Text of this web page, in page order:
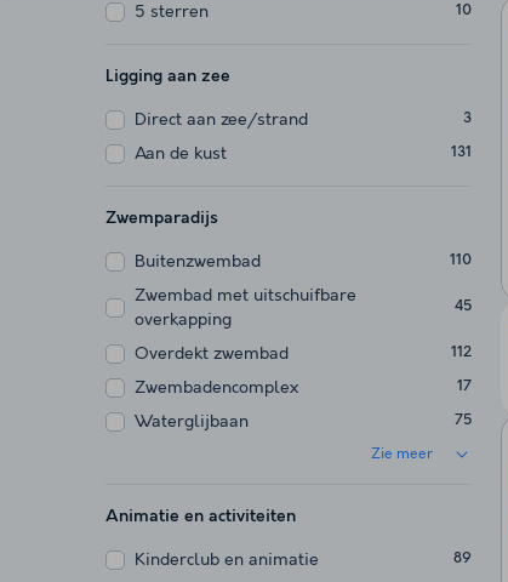
5 sterren 10
Ligging aan zee
Direct aan zee/strand 3
Aan de kust 131
Zwemparadijs
Buitenzwembad 110
Zwembad met uitschuifbare
overkapping
45
Overdekt zwembad 112
Zwembadencomplex 17
Waterglijbaan 75
Zie meer
Animatie en activiteiten
Kinderclub en animatie 89